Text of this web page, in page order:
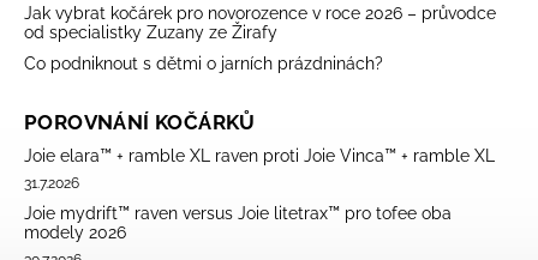
Jak vybrat kočárek pro novorozence v roce 2026 – průvodce
od specialistky Zuzany ze Žirafy
Co podniknout s dětmi o jarních prázdninách?
POROVNÁNÍ KOČÁRKŮ
Joie elara™ + ramble XL raven proti Joie Vinca™ + ramble XL
31.7.2026
Joie mydrift™ raven versus Joie litetrax™ pro tofee oba
modely 2026